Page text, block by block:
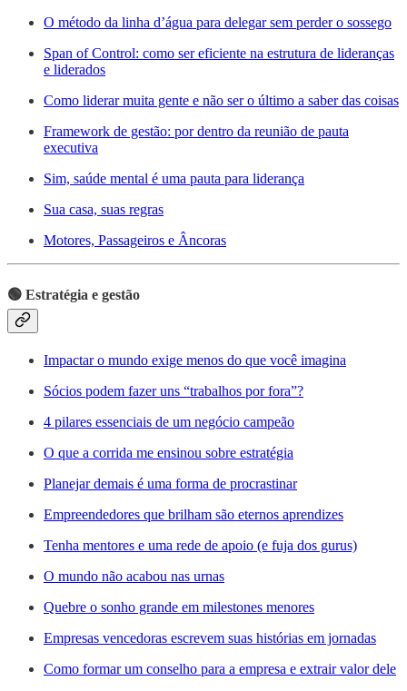
O método da linha d’água para delegar sem perder o sossego
Span of Control: como ser eficiente na estrutura de lideranças
e liderados
Como liderar muita gente e não ser o último a saber das coisas
Framework de gestão: por dentro da reunião de pauta
executiva
Sim, saúde mental é uma pauta para liderança
Sua casa, suas regras
Motores, Passageiros e Âncoras
🟢 Estratégia e gestão
Impactar o mundo exige menos do que você imagina
Sócios podem fazer uns “trabalhos por fora”?
4 pilares essenciais de um negócio campeão
O que a corrida me ensinou sobre estratégia
Planejar demais é uma forma de procrastinar
Empreendedores que brilham são eternos aprendizes
Tenha mentores e uma rede de apoio (e fuja dos gurus)
O mundo não acabou nas urnas
Quebre o sonho grande em milestones menores
Empresas vencedoras escrevem suas histórias em jornadas
Como formar um conselho para a empresa e extrair valor dele